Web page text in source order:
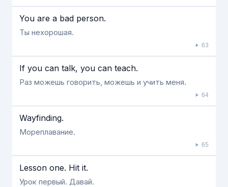
You are a bad person.
Ты нехорошая.
63
If you can talk, you can teach.
Раз можешь говорить, можешь и учить меня.
64
Wayfinding.
Мореплавание.
65
Lesson one. Hit it.
Урок первый. Давай.